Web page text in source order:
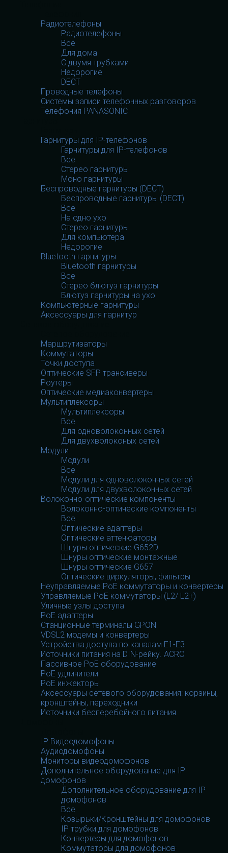
Радиотелефоны
Радиотелефоны
Все
Для дома
С двумя трубками
Недорогие
DECT
Проводные телефоны
Системы записи телефонных разговоров
Телефония PANASONIC
Гарнитуры для IP-телефонов
Гарнитуры для IP-телефонов
Все
Стерео гарнитуры
Моно гарнитуры
Беспроводные гарнитуры (DECT)
Беспроводные гарнитуры (DECT)
Все
На одно ухо
Стерео гарнитуры
Для компьютера
Недорогие
Bluetooth гарнитуры
Bluetooth гарнитуры
Все
Стерео блютуз гарнитуры
Блютуз гарнитуры на ухо
Компьютерные гарнитуры
Аксессуары для гарнитур
Маршрутизаторы
Коммутаторы
Точки доступа
Оптические SFP трансиверы
Роутеры
Оптические медиаконвертеры
Мультиплексоры
Мультиплексоры
Все
Для одноволоконных сетей
Для двухволоконых сетей
Модули
Модули
Все
Модули для одноволоконных сетей
Модули для двухволоконных сетей
Волоконно-оптические компоненты
Волоконно-оптические компоненты
Все
Оптические адаптеры
Оптические аттенюаторы
Шнуры оптические G652D
Шнуры оптические монтажные
Шнуры оптические G657
Оптические циркуляторы, фильтры
Неуправляемые PoE коммутаторы и конвертеры
Управляемые PoE коммутаторы (L2/ L2+)
Уличные узлы доступа
PoE адаптеры
Станционные терминалы GPON
VDSL2 модемы и конвертеры
Устройства доступа по каналам E1-E3
Источники питания на DIN-рейку. ACRO
Пассивное PoE оборудование
PoE удлинители
PoE инжекторы
Аксессуары сетевого оборудования: корзины,
кронштейны, переходники
Источники бесперебойного питания
IP Видеодомофоны
Аудиодомофоны
Мониторы видеодомофонов
Дополнительное оборудование для IP
домофонов
Дополнительное оборудование для IP
домофонов
Все
Козырьки/Кронштейны для домофонов
IP трубки для домофонов
Конвертеры для домофонов
Коммутаторы для домофонов